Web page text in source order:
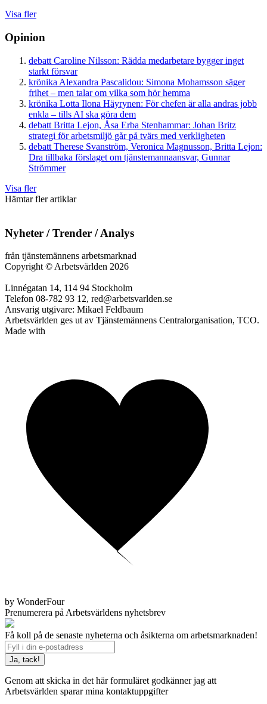
Visa fler
Opinion
debatt Caroline Nilsson: Rädda medarbetare bygger inget
starkt försvar
krönika Alexandra Pascalidou: Simona Mohamsson säger
frihet – men talar om vilka som hör hemma
krönika Lotta Ilona Häyrynen: För chefen är alla andras jobb
enkla – tills AI ska göra dem
debatt Britta Lejon, Åsa Erba Stenhammar: Johan Britz
strategi för arbetsmiljö går på tvärs med verkligheten
debatt Therese Svanström, Veronica Magnusson, Britta Lejon:
Dra tillbaka förslaget om tjänstemannaansvar, Gunnar
Strömmer
Visa fler
Hämtar fler artiklar
Nyheter / Trender / Analys
från tjänstemännens arbetsmarknad
Copyright © Arbetsvärlden 2026
Linnégatan 14, 114 94 Stockholm
Telefon 08-782 93 12, red@arbetsvarlden.se
Ansvarig utgivare: Mikael Feldbaum
Arbetsvärlden ges ut av Tjänstemännens Centralorganisation, TCO.
Made with
by WonderFour
Prenumerera på Arbetsvärldens nyhetsbrev
Få koll på de senaste nyheterna och åsikterna om arbetsmarknaden!
Genom att skicka in det här formuläret godkänner jag att
Arbetsvärlden sparar mina kontaktuppgifter